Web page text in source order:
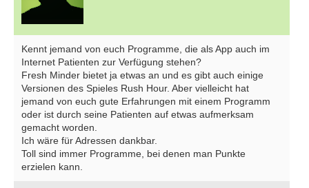
Kennt jemand von euch Programme, die als App auch im
Internet Patienten zur Verfügung stehen?
Fresh Minder bietet ja etwas an und es gibt auch einige
Versionen des Spieles Rush Hour. Aber vielleicht hat
jemand von euch gute Erfahrungen mit einem Programm
oder ist durch seine Patienten auf etwas aufmerksam
gemacht worden.
Ich wäre für Adressen dankbar.
Toll sind immer Programme, bei denen man Punkte
erzielen kann.